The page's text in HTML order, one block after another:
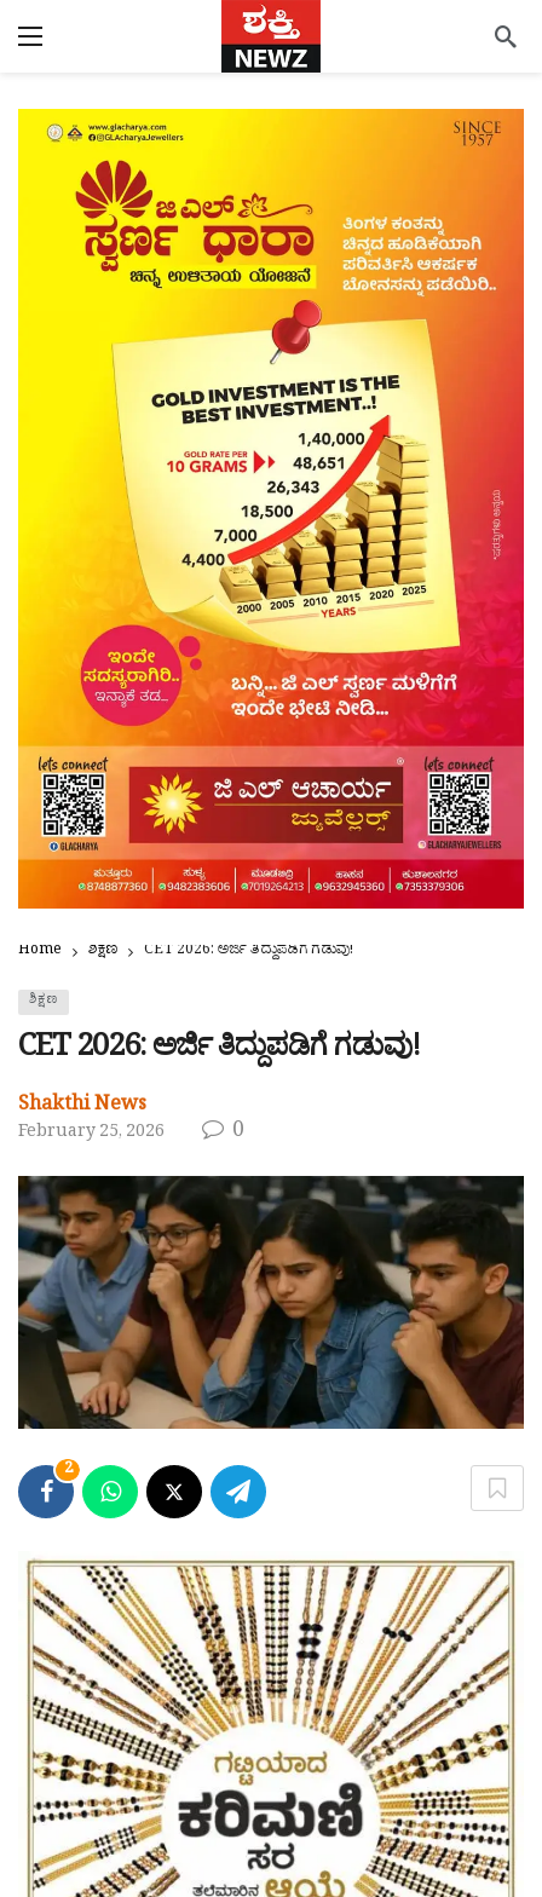
Home ಶಿಕ್ಷಣ CET 2026: ಅರ್ಜಿ ತಿದ್ದುಪಡಿಗೆ ಗಡುವು!
ಶಿಕ್ಷಣ
CET 2026: ಅರ್ಜಿ ತಿದ್ದುಪಡಿಗೆ ಗಡುವು!
Shakthi News
February 25, 2026 0
2